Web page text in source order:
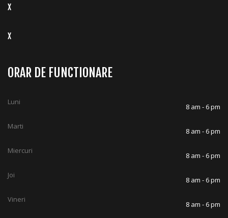
X
X
ORAR DE FUNCTIONARE
Luni
8 am - 6 pm
Marti
8 am - 6 pm
Miercuri
8 am - 6 pm
Joi
8 am - 6 pm
Vineri
8 am - 6 pm